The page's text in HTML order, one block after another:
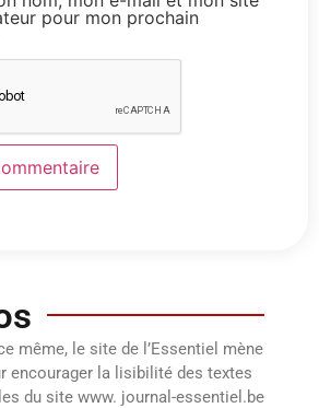
pour mon prochain
même, le site de l’Essentiel mène
encourager la lisibilité des textes
du site www. journal-essentiel.be